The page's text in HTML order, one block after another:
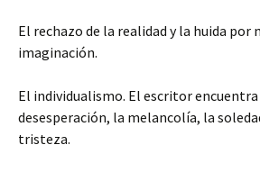
El rechazo de la realidad y la huida por
imaginación.
El individualismo. El escritor
desesperación, la melancolía, la
tristeza.